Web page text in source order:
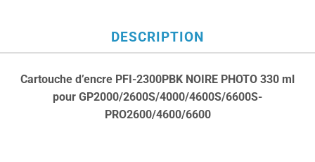
DESCRIPTION
Cartouche d’encre PFI-2300PBK NOIRE PHOTO 330 ml
pour GP2000/2600S/4000/4600S/6600S-
PRO2600/4600/6600